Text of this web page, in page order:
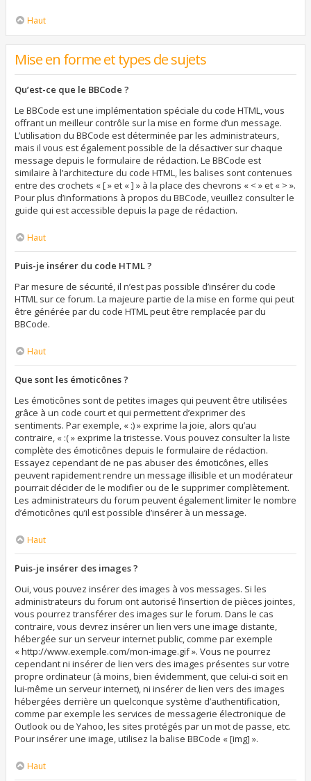
Haut
Mise en forme et types de sujets
Qu’est-ce que le BBCode ?
Le BBCode est une implémentation spéciale du code HTML, vous
offrant un meilleur contrôle sur la mise en forme d’un message.
L’utilisation du BBCode est déterminée par les administrateurs,
mais il vous est également possible de la désactiver sur chaque
message depuis le formulaire de rédaction. Le BBCode est
similaire à l’architecture du code HTML, les balises sont contenues
entre des crochets « [ » et « ] » à la place des chevrons « < » et « > ».
Pour plus d’informations à propos du BBCode, veuillez consulter le
guide qui est accessible depuis la page de rédaction.
Haut
Puis-je insérer du code HTML ?
Par mesure de sécurité, il n’est pas possible d’insérer du code
HTML sur ce forum. La majeure partie de la mise en forme qui peut
être générée par du code HTML peut être remplacée par du
BBCode.
Haut
Que sont les émoticônes ?
Les émoticônes sont de petites images qui peuvent être utilisées
grâce à un code court et qui permettent d’exprimer des
sentiments. Par exemple, « :) » exprime la joie, alors qu’au
contraire, « :( » exprime la tristesse. Vous pouvez consulter la liste
complète des émoticônes depuis le formulaire de rédaction.
Essayez cependant de ne pas abuser des émoticônes, elles
peuvent rapidement rendre un message illisible et un modérateur
pourrait décider de le modifier ou de le supprimer complètement.
Les administrateurs du forum peuvent également limiter le nombre
d’émoticônes qu’il est possible d’insérer à un message.
Haut
Puis-je insérer des images ?
Oui, vous pouvez insérer des images à vos messages. Si les
administrateurs du forum ont autorisé l’insertion de pièces jointes,
vous pourrez transférer des images sur le forum. Dans le cas
contraire, vous devrez insérer un lien vers une image distante,
hébergée sur un serveur internet public, comme par exemple
« http://www.exemple.com/mon-image.gif ». Vous ne pourrez
cependant ni insérer de lien vers des images présentes sur votre
propre ordinateur (à moins, bien évidemment, que celui-ci soit en
lui-même un serveur internet), ni insérer de lien vers des images
hébergées derrière un quelconque système d’authentification,
comme par exemple les services de messagerie électronique de
Outlook ou de Yahoo, les sites protégés par un mot de passe, etc.
Pour insérer une image, utilisez la balise BBCode « [img] ».
Haut